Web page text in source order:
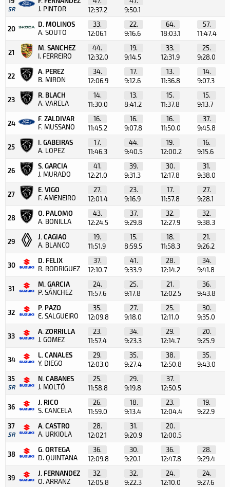
SR J. PINTOR
12:37.2
9:50.1
20
D. MOLINOS
A. SOUTO
33.
12:06.1
22.
9:16.6
64.
18:03.1
57.
11:47.4
21
M. SANCHEZ
I. FERREIRO
44.
12:32.0
19.
9:14.5
33.
12:31.9
25.
9:28.0
22
A. PEREZ
B. MIRON
34.
12:06.9
17.
9:12.6
13.
11:36.8
14.
9:07.3
23
R. BLACH
A. VARELA
14.
11:30.0
13.
8:41.2
15.
11:37.8
15.
9:13.7
24
F. ZALDIVAR
F. MUSSANO
16.
11:45.2
16.
9:07.8
16.
11:50.0
37.
9:45.8
25
I. GABEIRAS
A. LOPEZ
17.
11:46.3
44.
9:40.5
19.
12:00.2
16.
9:15.6
26
S. GARCIA
J. MURADO
41.
12:21.0
39.
9:31.3
30.
12:17.8
31.
9:38.0
27
E. VIGO
F. AMENEIRO
27.
12:01.4
23.
9:16.9
17.
11:57.8
27.
9:28.1
28
O. PALOMO
A. BONILLA
43.
12:24.5
37.
9:29.8
32.
12:27.9
32.
9:38.3
29
J. CAGIAO
A. BLANCO
19.
11:51.9
15.
8:59.5
18.
11:58.3
21.
9:26.2
30
D. FELIX
R. RODRIGUEZ
37.
12:10.7
41.
9:33.9
28.
12:14.2
34.
9:41.8
31
M. GARCIA
P. SÁNCHEZ
24.
11:57.6
25.
9:17.8
21.
12:02.5
36.
9:43.8
32
P. PAZO
E. SALGUEIRO
35.
12:09.8
27.
9:18.0
25.
12:11.0
30.
9:35.0
33
A. ZORRILLA
J. GOMEZ
23.
11:57.4
34.
9:23.3
29.
12:14.7
20.
9:25.9
34
L. CANALES
Y. DIEGO
29.
12:03.0
35.
9:27.4
38.
12:50.8
35.
9:43.0
35
SR
N. CABANES
J. MOLTÓ
25.
11:58.8
29.
9:19.8
37.
12:50.5
36
J. RICO
S. CANCELA
26.
11:59.0
18.
9:13.4
23.
12:04.4
19.
9:22.9
37
SR
A. CASTRO
A. URKIOLA
28.
12:02.1
31.
9:20.9
20.
12:00.5
38
G. ORTEGA
D. QUINTANA
36.
12:09.8
30.
9:20.1
36.
12:47.8
28.
9:29.4
39
J. FERNANDEZ
O. ARRANZ
32.
12:05.8
32.
9:22.3
24.
12:10.0
24.
9:27.6